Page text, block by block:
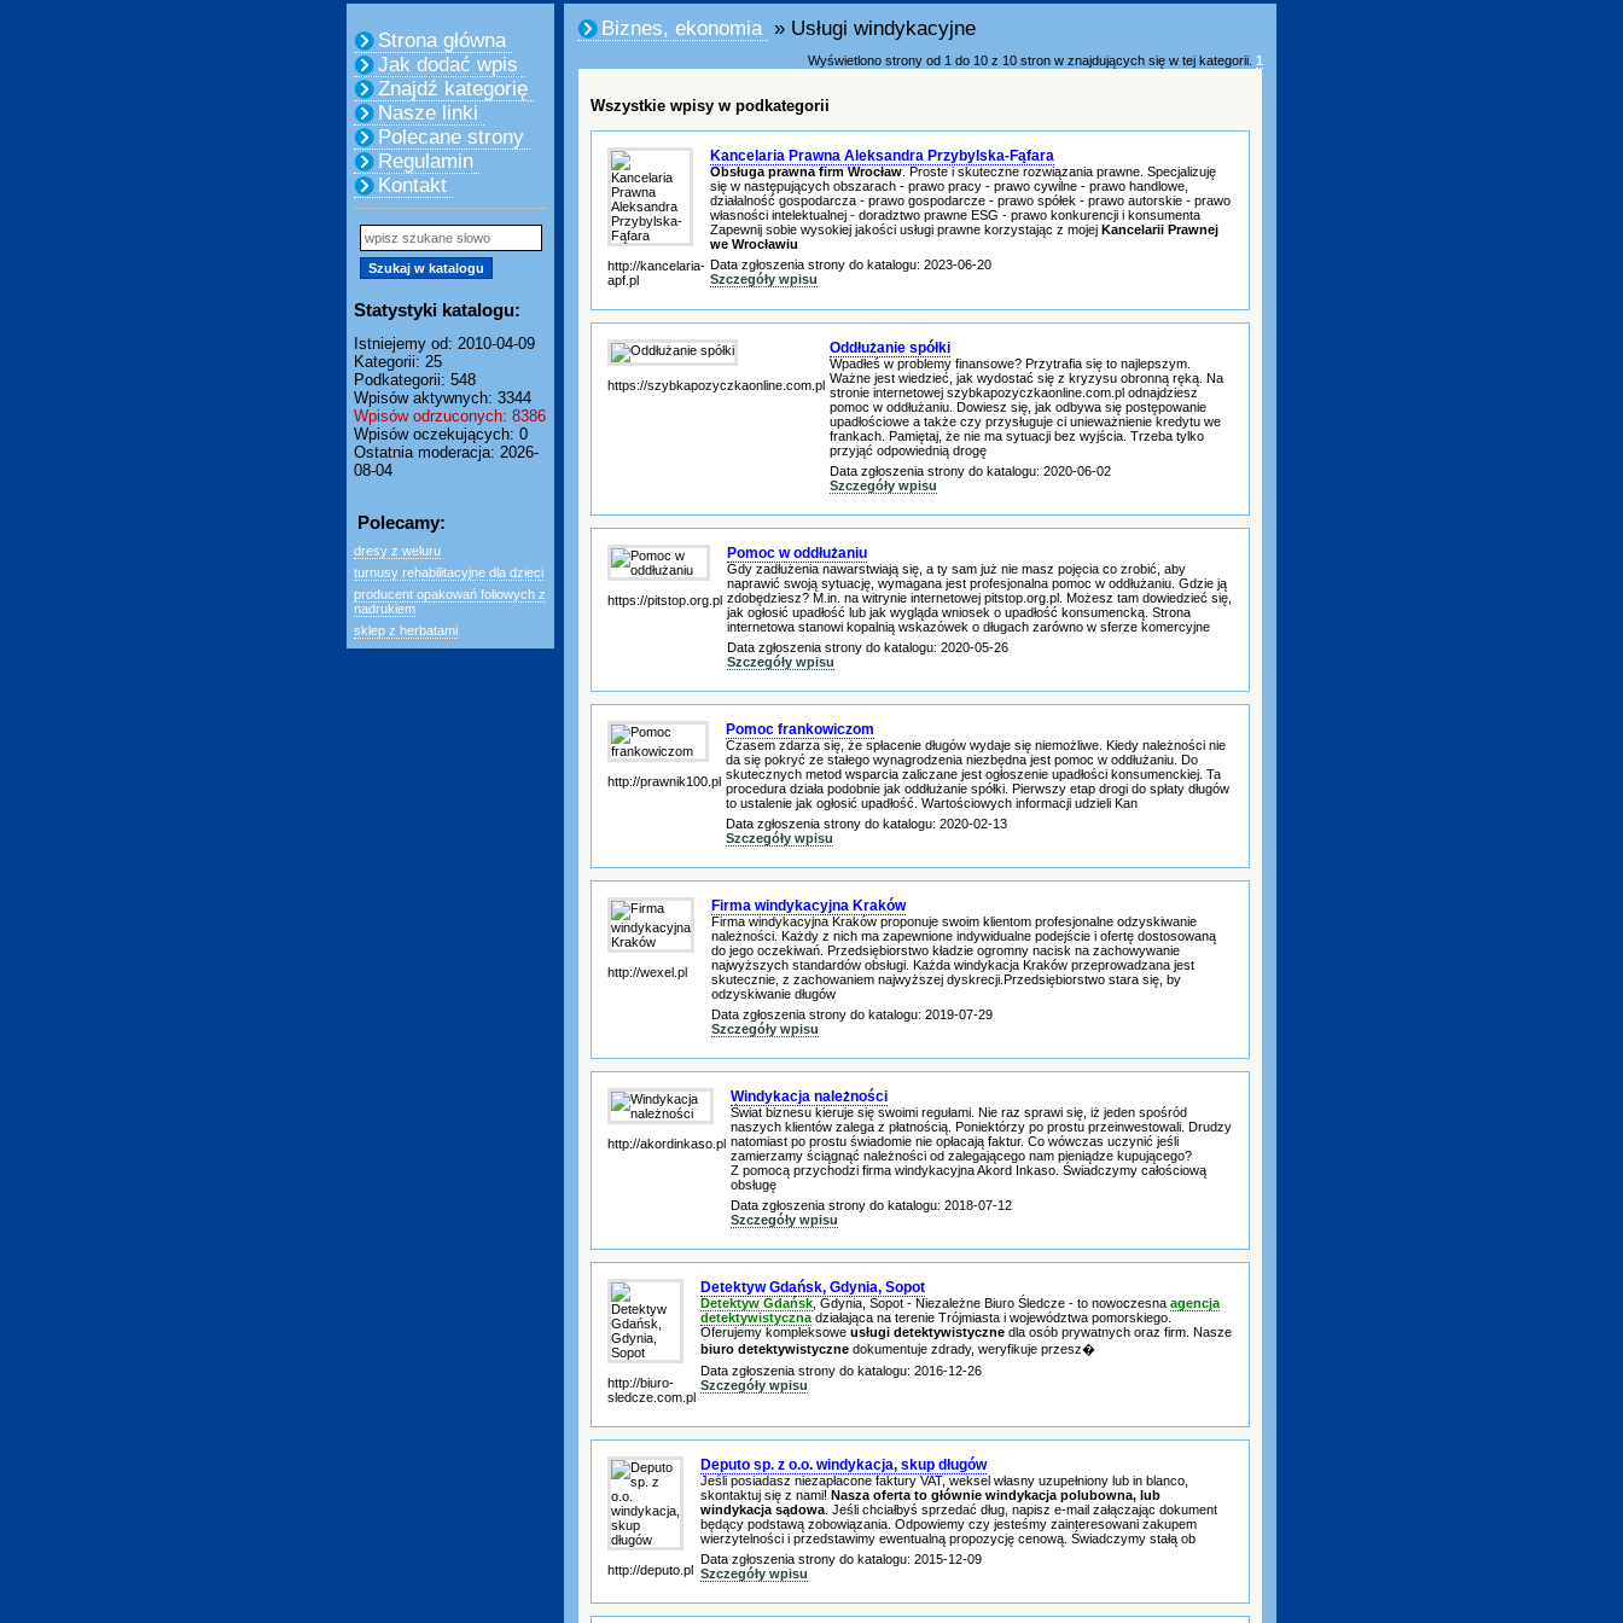
Strona główna
Jak dodać wpis
Znajdź kategorię
Nasze linki
Polecane strony
Regulamin
Kontakt
Statystyki katalogu:
Istniejemy od: 2010-04-09
Kategorii: 25
Podkategorii: 548
Wpisów aktywnych: 3344
Wpisów odrzuconych: 8386
Wpisów oczekujących: 0
Ostatnia moderacja: 2026-
08-04
Polecamy:
dresy z weluru
turnusy rehabilitacyjne dla dzieci
producent opakowań foliowych z
nadrukiem
sklep z herbatami
Biznes, ekonomia » Usługi windykacyjne
Wyświetlono strony od 1 do 10 z 10 stron w znajdujących się w tej kategorii. 1
Wszystkie wpisy w podkategorii
http://kancelaria-
apf.pl
Kancelaria Prawna Aleksandra Przybylska-Fąfara
Obsługa prawna firm Wrocław . Proste i skuteczne rozwiązania prawne. Specjalizuję
się w następujących obszarach - prawo pracy - prawo cywilne - prawo handlowe,
działalność gospodarcza - prawo gospodarcze - prawo spółek - prawo autorskie - prawo
własności intelektualnej - doradztwo prawne ESG - prawo konkurencji i konsumenta
Zapewnij sobie wysokiej jakości usługi prawne korzystając z mojej Kancelarii Prawnej
we Wrocławiu
Data zgłoszenia strony do katalogu: 2023-06-20
Szczegóły wpisu
https://szybkapozyczkaonline.com.pl
Oddłużanie spółki
Wpadłeś w problemy finansowe? Przytrafia się to najlepszym.
Ważne jest wiedzieć, jak wydostać się z kryzysu obronną ręką. Na
stronie internetowej szybkapozyczkaonline.com.pl odnajdziesz
pomoc w oddłużaniu. Dowiesz się, jak odbywa się postępowanie
upadłościowe a także czy przysługuje ci unieważnienie kredytu we
frankach. Pamiętaj, że nie ma sytuacji bez wyjścia. Trzeba tylko
przyjąć odpowiednią drogę
Data zgłoszenia strony do katalogu: 2020-06-02
Szczegóły wpisu
https://pitstop.org.pl
Pomoc w oddłużaniu
Gdy zadłużenia nawarstwiają się, a ty sam już nie masz pojęcia co zrobić, aby
naprawić swoją sytuację, wymagana jest profesjonalna pomoc w oddłużaniu. Gdzie ją
zdobędziesz? M.in. na witrynie internetowej pitstop.org.pl. Możesz tam dowiedzieć się,
jak ogłosić upadłość lub jak wygląda wniosek o upadłość konsumencką. Strona
internetowa stanowi kopalnią wskazówek o długach zarówno w sferze komercyjne
Data zgłoszenia strony do katalogu: 2020-05-26
Szczegóły wpisu
http://prawnik100.pl
Pomoc frankowiczom
Czasem zdarza się, że spłacenie długów wydaje się niemożliwe. Kiedy należności nie
da się pokryć ze stałego wynagrodzenia niezbędna jest pomoc w oddłużaniu. Do
skutecznych metod wsparcia zaliczane jest ogłoszenie upadłości konsumenckiej. Ta
procedura działa podobnie jak oddłużanie spółki. Pierwszy etap drogi do spłaty długów
to ustalenie jak ogłosić upadłość. Wartościowych informacji udzieli Kan
Data zgłoszenia strony do katalogu: 2020-02-13
Szczegóły wpisu
http://wexel.pl
Firma windykacyjna Kraków
Firma windykacyjna Kraków proponuje swoim klientom profesjonalne odzyskiwanie
należności. Każdy z nich ma zapewnione indywidualne podejście i ofertę dostosowaną
do jego oczekiwań. Przedsiębiorstwo kładzie ogromny nacisk na zachowywanie
najwyższych standardów obsługi. Każda windykacja Kraków przeprowadzana jest
skutecznie, z zachowaniem najwyższej dyskrecji.Przedsiębiorstwo stara się, by
odzyskiwanie długów
Data zgłoszenia strony do katalogu: 2019-07-29
Szczegóły wpisu
http://akordinkaso.pl
Windykacja należności
Świat biznesu kieruje się swoimi regułami. Nie raz sprawi się, iż jeden spośród
naszych klientów zalega z płatnością. Poniektórzy po prostu przeinwestowali. Drudzy
natomiast po prostu świadomie nie opłacają faktur. Co wówczas uczynić jeśli
zamierzamy ściągnąć należności od zalegającego nam pieniądze kupującego?
Z pomocą przychodzi firma windykacyjna Akord Inkaso. Świadczymy całościową
obsługę
Data zgłoszenia strony do katalogu: 2018-07-12
Szczegóły wpisu
http://biuro-
sledcze.com.pl
Detektyw Gdańsk, Gdynia, Sopot
Detektyw Gdańsk , Gdynia, Sopot - Niezależne Biuro Śledcze - to nowoczesna agencja
detektywistyczna działająca na terenie Trójmiasta i województwa pomorskiego.
Oferujemy kompleksowe usługi detektywistyczne dla osób prywatnych oraz firm. Nasze
biuro detektywistyczne dokumentuje zdrady, weryfikuje przesz�
Data zgłoszenia strony do katalogu: 2016-12-26
Szczegóły wpisu
http://deputo.pl
Deputo sp. z o.o. windykacja, skup długów
Jeśli posiadasz niezapłacone faktury VAT, weksel własny uzupełniony lub in blanco,
skontaktuj się z nami! Nasza oferta to głównie windykacja polubowna, lub
windykacja sądowa . Jeśli chciałbyś sprzedać dług, napisz e-mail załączając dokument
będący podstawą zobowiązania. Odpowiemy czy jesteśmy zainteresowani zakupem
wierzytelności i przedstawimy ewentualną propozycję cenową. Świadczymy stałą ob
Data zgłoszenia strony do katalogu: 2015-12-09
Szczegóły wpisu